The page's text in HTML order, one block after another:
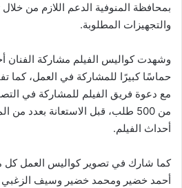
بمحافظة المنوفية الدعم اللازم من خلال
والتجهيزات المطلوبة.
وشهدت كواليس الفيلم مشاركة الفنان
حماسًا كبيرًا للمشاركة في العمل، كما
مع دعوة فريق الفيلم للمشاركة في
من 500 طلب، قبل الاستعانة بعدد
أحداث الفيلم.
كما شارك في تصوير كواليس العمل كل
أحمد خضير ومحمد خضير وسيف